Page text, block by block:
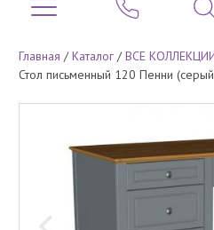
Главная /Каталог /ВСЕ
Стол письменный 120 Пенни